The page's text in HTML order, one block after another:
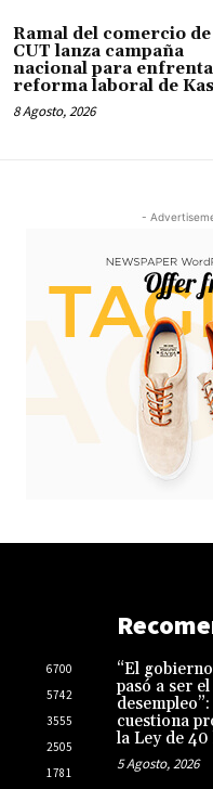
Ramal del comercio
CUT lanza campaña
nacional para
reforma laboral de
8 Agosto, 2026
-
6700
5742
3555
2505
1781
“El
pasó a ser
cuestiona
la Ley de 40
5 Agosto, 2026